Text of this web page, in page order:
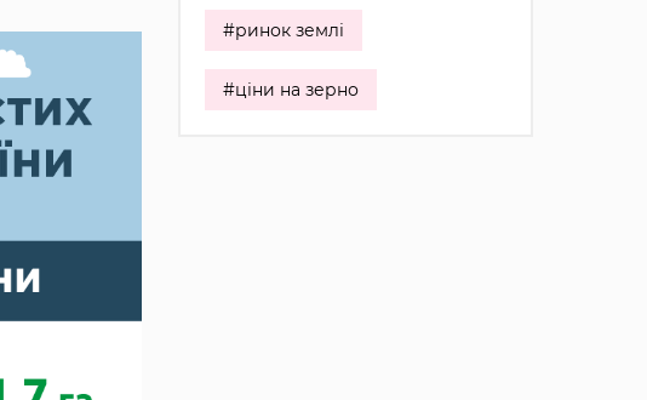
#ринок землі
#ціни на зерно